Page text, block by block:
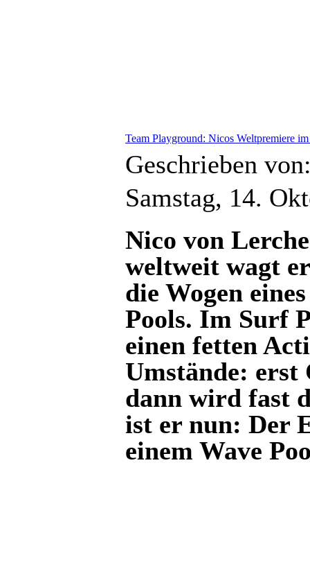
Team Playground: Nicos Weltpremiere
Geschrieben
Samstag, 14.
Nico von
weltweit wagt
die Wogen
Pools. Im Surf
einen fetten
Umstände: erst
dann wird fast
ist er nun: Der
einem Wave